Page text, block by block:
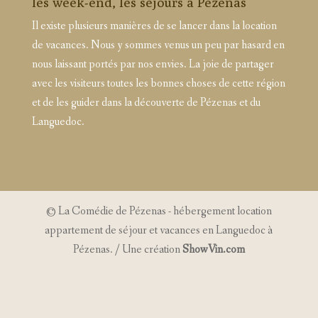
Il existe plusieurs manières de se lancer dans la location
de vacances. Nous y sommes venus un peu par hasard en
nous laissant portés par nos envies. La joie de partager
avec les visiteurs toutes les bonnes choses de cette région
et de les guider dans la découverte de Pézenas et du
Languedoc.
© La Comédie de Pézenas - hébergement location
appartement de séjour et vacances en Languedoc à
Pézenas. / Une créationShowVin.com